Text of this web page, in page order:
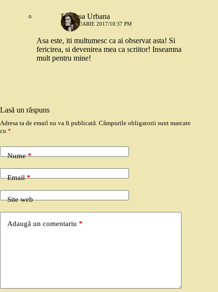
Printesa Urbana
8 FEBRUARIE 2017/10:37 PM
Asa este, iti multumesc ca ai observat asta! Si
fericirea, si devenirea mea ca scriitor! Inseamna
mult pentru mine!
Lasă un răspuns
Adresa ta de email nu va fi publicată. Câmpurile obligatorii sunt marcate
cu *
Nume*
Email*
Site web
Adaugă un comentariu *